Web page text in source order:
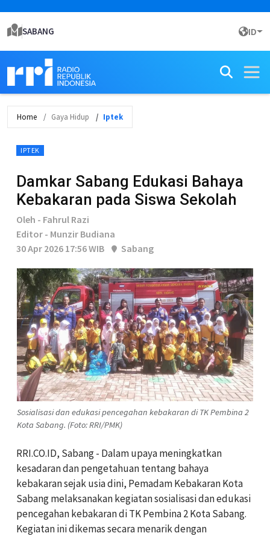
SABANG ID
Home Gaya Hidup Iptek
IPTEK
Damkar Sabang Edukasi Bahaya
Kebakaran pada Siswa Sekolah
Oleh - Fahrul Razi
Editor - Munzir Budiana
30 Apr 2026 17:56 WIB
Sabang
Sosialisasi dan edukasi pencegahan kebakaran di TK Pembina 2
Kota Sabang. (Foto: RRI/PMK)
RRI.CO.ID, Sabang - Dalam upaya meningkatkan
kesadaran dan pengetahuan tentang bahaya
kebakaran sejak usia dini, Pemadam Kebakaran Kota
Sabang melaksanakan kegiatan sosialisasi dan edukasi
pencegahan kebakaran di TK Pembina 2 Kota Sabang.
Kegiatan ini dikemas secara menarik dengan